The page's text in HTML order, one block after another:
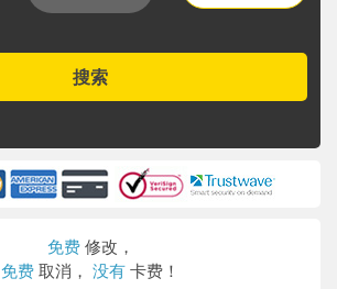
搜索
免费 修改，
免费 取消， 没有 卡费！